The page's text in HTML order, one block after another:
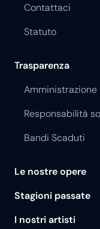
Contattaci
Statuto
Trasparenza
Responsabilità
Bandi Scaduti
Le nostre opere
Stagioni passate
I nostri artisti